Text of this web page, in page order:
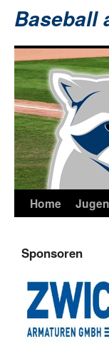
Baseball
Home
Sponsoren